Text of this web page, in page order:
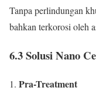
Tanpa perlindungan
bahkan terkorosi oleh
6.3 Solusi Nano
Pra-Treatment